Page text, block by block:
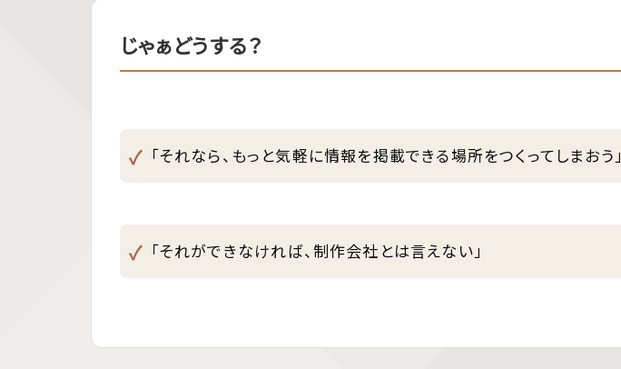
じゃぁどうする？
「それなら、もっと気軽に情報を掲載できる場所をつくってしまおう」
「それができなければ、制作会社とは言えない」